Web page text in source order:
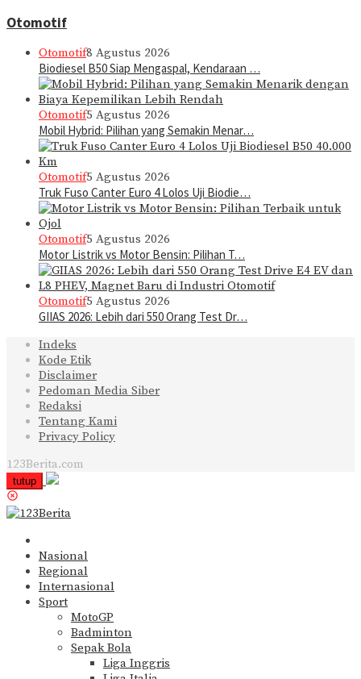
Otomotif
Otomotif8 Agustus 2026
Biodiesel B50 Siap Mengaspal, Kendaraan …
Otomotif5 Agustus 2026
Mobil Hybrid: Pilihan yang Semakin Menar…
Otomotif5 Agustus 2026
Truk Fuso Canter Euro 4 Lolos Uji Biodie…
Otomotif5 Agustus 2026
Motor Listrik vs Motor Bensin: Pilihan T…
Otomotif5 Agustus 2026
GIIAS 2026: Lebih dari 550 Orang Test Dr…
Indeks
Kode Etik
Disclaimer
Pedoman Media Siber
Redaksi
Tentang Kami
Privacy Policy
123Berita.com
tutup
Nasional
Regional
Internasional
Sport
MotoGP
Badminton
Sepak Bola
Liga Inggris